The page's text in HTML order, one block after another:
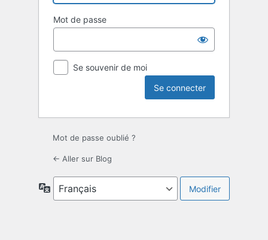
Mot de passe
Se souvenir de moi
Mot de passe oublié ?
← Aller sur Blog
Langue